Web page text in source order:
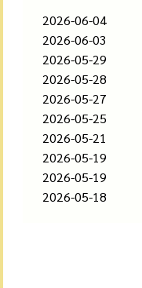
2026-06-04
2026-06-03
2026-05-29
2026-05-28
2026-05-27
2026-05-25
2026-05-21
2026-05-19
2026-05-19
2026-05-18